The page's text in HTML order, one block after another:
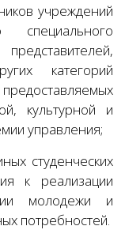
учреждений
категорий
культурной и
управления;
студенческих
к реализации
молодежи и
потребностей.